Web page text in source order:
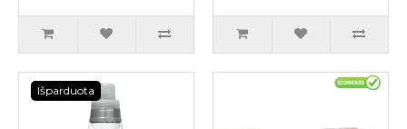
Išparduota